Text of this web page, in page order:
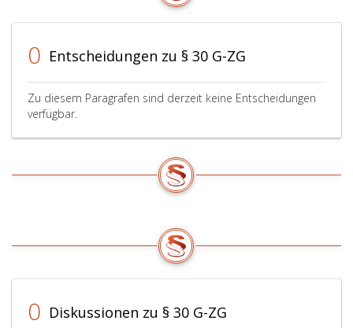
0 Entscheidungen zu § 30 G-ZG
Zu diesem Paragrafen sind derzeit keine Entscheidungen
verfügbar.
0 Diskussionen zu § 30 G-ZG